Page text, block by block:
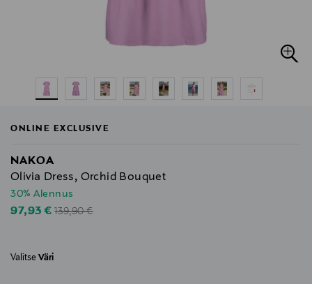
ONLINE EXCLUSIVE
NAKOA
Olivia Dress, Orchid Bouquet
30% Alennus
Discounted Price
97,93 €Original Price
139,90 €
Valitse Väri